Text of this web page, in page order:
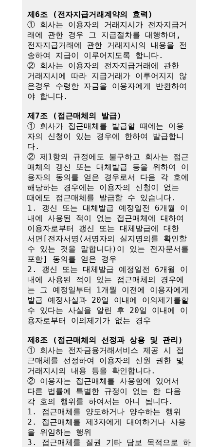
제6조 (전자지급거래계약의 효력)
① 회사는 이용자의 거래지시가 전자지급거
래에 관한 경우 그 지급절차를 대행하며,
전자지급거래에 관한 거래지시의 내용을 전
송하여 지급이 이루어지도록 합니다.
② 회사는 이용자의 전자지급거래에 관한
거래지시에 따라 지급거래가 이루어지지 않
은경우 수령한 자금을 이용자에게 반환하여
야 합니다.
제7조 (접근매체의 발급)
① 회사가 접근매체를 발급할 때에는 이용
자의 신청이 있는 경우에 한하여 발급합니
다.
② 제1항의 규정에도 불구하고 회사는 접근
매체의 갱신 또는 대체발급 등을 위하여 이
용자의 동의를 얻은 경우로서 다음 각 호에
해당하는 경우에는 이용자의 신청이 없는
때에도 접근매체를 발급할 수 있습니다.
1. 갱신 또는 대체발급 예정일전 6개월 이
내에 사용된 적이 없는 접근매체에 대하여
이용자로부터 갱신 또는 대체발급에 대한
서면[전자서명(서명자의 실지명의를 확인할
수 있는 것을 말합니다)이 있는 전자문서를
포함] 동의를 얻은 경우
2. 갱신 또는 대체발급 예정일전 6개월 이
내에 사용된 적이 있는 접근매체의 경우에
는 그 예정일부터 1개월 이전에 이용자에게
발급 예정사실과 20일 이내에 이의제기를할
수 있다는 사실을 알린 후 20일 이내에 이
용자로부터 이의제기가 없는 경우
제8조 (접근매체의 선정과 상용 및 관리)
① 회사는 전자금융거래서비스 제공 시 접
근매체를 선정하여 이용자의 신원 권한 및
거래지시의 내용 등을 확인합니다.
② 이용자는 접근매체를 사용함에 있어서
다른 법률에 특별한 규정이 없는 한 다음
각 호의 행위를 하여서는 아니 됩니다.
1. 접근매체를 양도하거나 양수하는 행위
2. 접근매체를 제3자에게 대여하거나 사용
을 위임하는 행위
3. 접근매체를 질권 기타 담보 목적으로 하